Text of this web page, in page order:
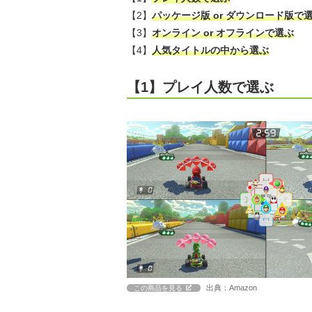
【2】 パッケージ版 or ダウンロード版で
【3】 オンライン or オフラインで選ぶ
【4】 人気タイトルの中から選ぶ
【1】プレイ人数で選ぶ
この商品を見る 出典：Amazon